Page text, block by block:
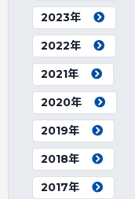
2023年
2022年
2021年
2020年
2019年
2018年
2017年